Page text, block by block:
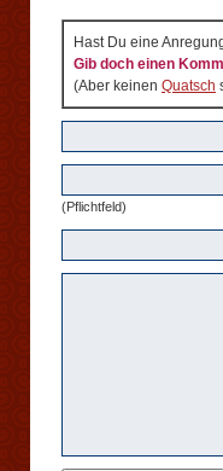
Hast Du eine
Gib doch einen
(Aber keinen Quatsch
(Pflichtfeld)